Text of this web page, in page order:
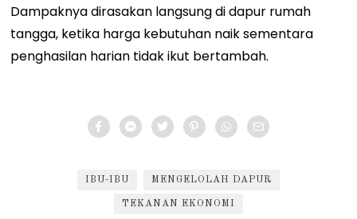
Dampaknya dirasakan langsung di dapur rumah
tangga, ketika harga kebutuhan naik sementara
penghasilan harian tidak ikut bertambah.
IBU-IBU MENGELOLAH DAPUR
TEKANAN EKONOMI